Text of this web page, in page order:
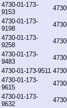
4730-01-173-
9153
4730-01-173-
9198
4730-01-173-
9258
4730-01-173-
9483
4730-01-173-9511
4730-01-173-
9615
4730-01-173-
9632